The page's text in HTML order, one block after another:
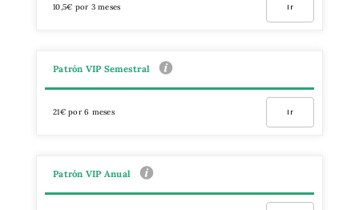
10,5€ por 3 meses Ir
Patrón VIP Semestral
21€ por 6 meses Ir
Patrón VIP Anual